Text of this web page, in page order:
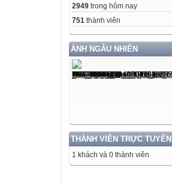
2949 trong hôm nay
751 thành viên
ẢNH NGẪU NHIÊN
THÀNH VIÊN TRỰC TUYẾN
1 khách và 0 thành viên